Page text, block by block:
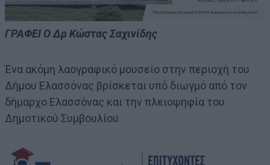
ΓΡΑΦΕΙ Ο Δρ Κώστας Σαχινίδης
Ένα ακόμη λαογραφικό μουσείο στην περιοχή του
Δήμου Ελασσόνας βρίσκεται υπό διωγμό από τον
δήμαρχο Ελασσόνας και την πλειοψηφία του
Δημοτικού Συμβουλίου.